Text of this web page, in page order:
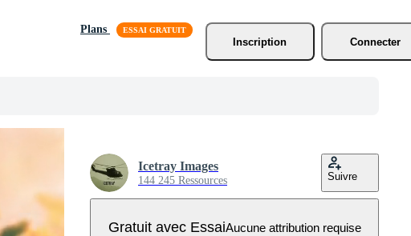
Plans
Inscription
Connecter
Icetray Images
144 245 Ressources Suivre
Gratuit avec EssaiAucune attribution requise